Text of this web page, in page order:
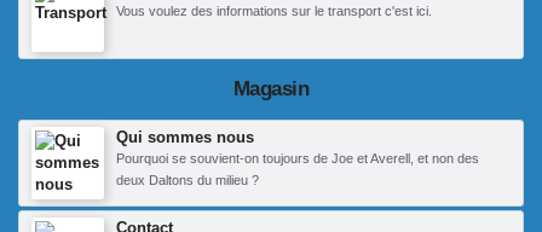
Vous voulez des informations sur le transport c'est ici.
Magasin
Qui sommes nous
Pourquoi se souvient-on toujours de Joe et Averell, et non des
deux Daltons du milieu ?
Contact